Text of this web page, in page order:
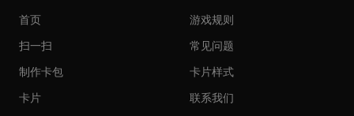
首页
扫一扫
制作卡包
卡片
游戏规则
常见问题
卡片样式
联系我们